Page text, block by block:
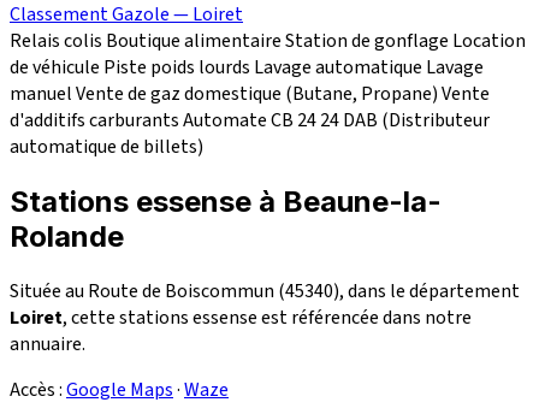
Classement Gazole — Loiret
Relais colis Boutique alimentaireStation de gonflage Location
de véhicule Piste poids lourds Lavage automatique Lavage
manuelVente de gaz domestique (Butane, Propane)Vente
d'additifs carburantsAutomate CB 2424DAB (Distributeur
automatique de billets)
Stations essense à Beaune-la-
Rolande
Située au Route de Boiscommun (45340), dans le département
Loiret, cette stations essense est référencée dans notre
annuaire.
Accès :Google Maps·Waze